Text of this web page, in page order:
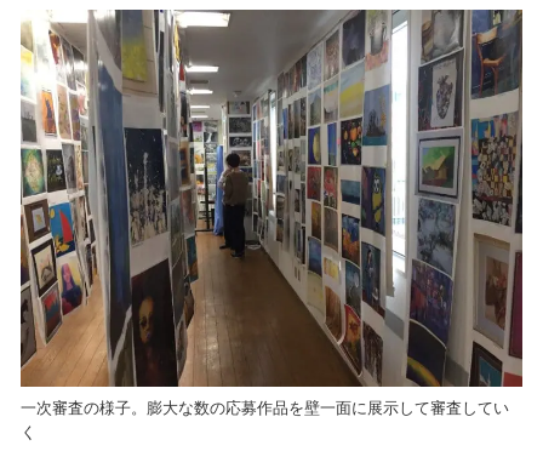
一次審査の様子。膨大な数の応募作品を壁一面に展示して審査してい
く